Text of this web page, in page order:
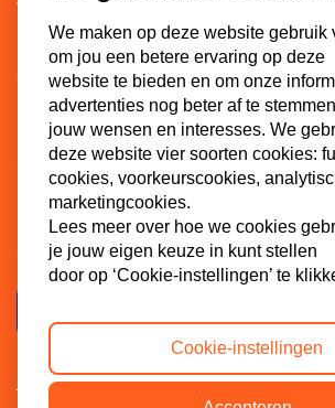
Vacatures
Doneren
Sponsoren
Contact
Dinkel 7
3086 HB Rotterdam
We maken op deze website gebruik
om jou een betere ervaring op deze
website te bieden en om onze
advertenties nog beter af te
jouw wensen en interesses. We
deze website vier soorten cookies:
cookies, voorkeurscookies,
marketingcookies.
Lees meer over hoe we cookies
je jouw eigen keuze in kunt stellen
door op ‘Cookie-instellingen’ te
Cookie-instellingen